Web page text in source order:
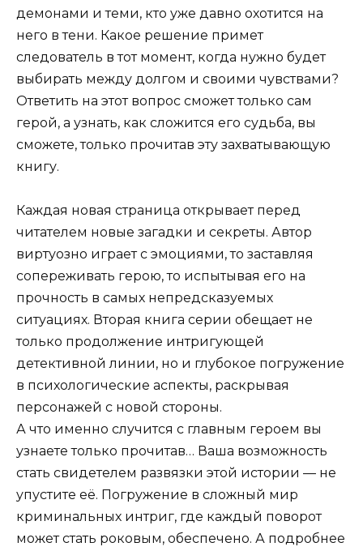
демонами и теми, кто уже давно охотится на
него в тени. Какое решение примет
следователь в тот момент, когда нужно будет
выбирать между долгом и своими чувствами?
Ответить на этот вопрос сможет только сам
герой, а узнать, как сложится его судьба, вы
сможете, только прочитав эту захватывающую
книгу.
Каждая новая страница открывает перед
читателем новые загадки и секреты. Автор
виртуозно играет с эмоциями, то заставляя
сопереживать герою, то испытывая его на
прочность в самых непредсказуемых
ситуациях. Вторая книга серии обещает не
только продолжение интригующей
детективной линии, но и глубокое погружение
в психологические аспекты, раскрывая
персонажей с новой стороны.
А что именно случится с главным героем вы
узнаете только прочитав… Ваша возможность
стать свидетелем развязки этой истории — не
упустите её. Погружение в сложный мир
криминальных интриг, где каждый поворот
может стать роковым, обеспечено. А подробнее